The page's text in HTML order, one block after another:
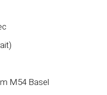
M54 Basel